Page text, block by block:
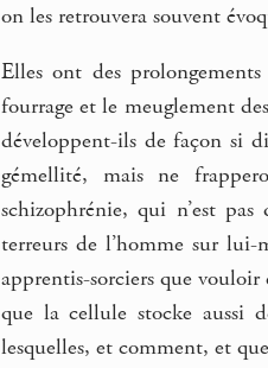
on les retrouvera souvent
Elles ont des
fourrage et le meuglement
développent-ils de façon si
gémellité, mais ne
schizophrénie, qui n’est
terreurs de l’homme sur
apprentis-sorciers que
que la cellule stocke aussi
lesquelles, et comment, et